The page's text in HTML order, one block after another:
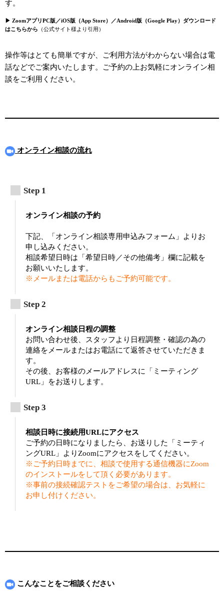
す。
▶ ZoomアプリPC版／iOS版（App Store）／Android版（Google Play）ダウンロード
はこちらから （公式サイト様より引用）
操作等はとても簡単ですが、ご利用方法がわからない場合は電
話などでご案内いたします。ご予約の上お気軽にオンライン相
談をご利用ください。
オンライン相談の流れ
オンライン相談の予約
下記、「オンライン相談専用申込みフォーム」よりお
申し込みください。
相談希望日時は「希望日時／その他備考」欄に記載を
お願いいたします。
※メールまたは電話からもご予約可能です。
オンライン相談日程の調整
お問い合わせ後、スタッフより日程調整・確認の為の
連絡をメールまたはお電話にて返答させていただきま
す。
その後、お客様のメールアドレスに「ミーティング
URL」をお送りします。
相談日時に接続用URLにアクセス
ご予約の日時になりましたら、お送りした「ミーティ
ングURL」よりZoomにアクセスをしてください。
※ご予約日時までに、相談で使用する通信機器にZoom
のインストールをして頂く必要があります。
※事前の接続確認テストをご希望の場合は、お気軽に
お申し付けください。
こんなことをご相談ください